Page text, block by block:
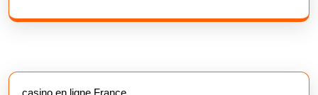
casino en ligne France